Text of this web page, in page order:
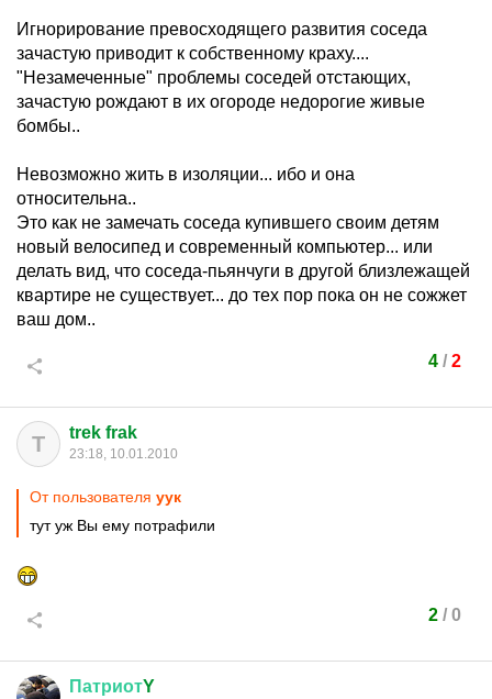
Игнорирование превосходящего развития соседа
зачастую приводит к собственному краху....
"Незамеченные" проблемы соседей отстающих,
зачастую рождают в их огороде недорогие живые
бомбы..
Невозможно жить в изоляции... ибо и она
относительна..
Это как не замечать соседа купившего своим детям
новый велосипед и современный компьютер... или
делать вид, что соседа-пьянчуги в другой близлежащей
квартире не существует... до тех пор пока он не сожжет
ваш дом..
4/ 2
T trek frak
23:18, 10.01.2010
От пользователя уук
тут уж Вы ему потрафили
2/ 0
ПатриотY